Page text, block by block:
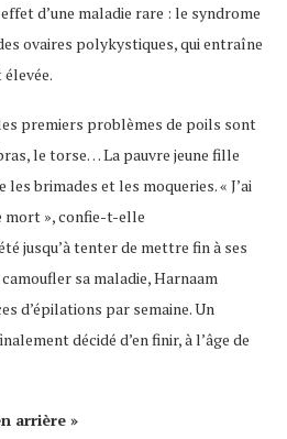
d’une maladie rare : le syndrome
ovaires polykystiques, qui entraîne
les premiers problèmes de poils sont
le torse… La pauvre jeune fille
brimades et les moqueries. « J’ai
mort », confie-t-elle
jusqu’à tenter de mettre fin à ses
sa maladie, Harnaam
d’épilations par semaine. Un
décidé d’en finir, à l’âge de
arrière »